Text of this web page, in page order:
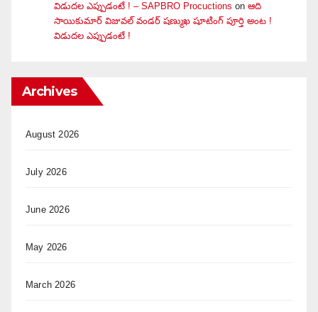
విడుదల ఎప్పుడంటే ! – SAPBRO Procuctions on ఆది
సాయికుమార్ విజువ‌ల్ వండ‌ర్ ష‌ణ్ముఖ షూటింగ్ పూర్తి అంట !
విడుదల ఎప్పుడంటే !
Archives
August 2026
July 2026
June 2026
May 2026
March 2026